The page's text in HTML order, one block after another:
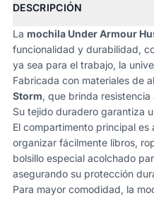
DESCRIPCIÓN
La mochila Under Armour
funcionalidad y durabilidad,
ya sea para el trabajo, la
Fabricada con materiales de
Storm, que brinda
Su tejido duradero garantiza
El compartimento principal
organizar fácilmente libros,
bolsillo especial acolchado
asegurando su protección
Para mayor comodidad, la